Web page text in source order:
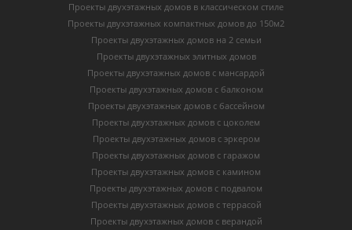
Проекты двухэтажных домов в классическом стиле
Проекты двухэтажных компактных домов до 150м2
Проекты двухэтажных домов на 2 семьи
Проекты двухэтажных элитных домов
Проекты двухэтажных домов с мансардой
Проекты двухэтажных домов с балконом
Проекты двухэтажных домов с бассейном
Проекты двухэтажных домов с цоколем
Проекты двухэтажных домов с эркером
Проекты двухэтажных домов с гаражом
Проекты двухэтажных домов с камином
Проекты двухэтажных домов с подвалом
Проекты двухэтажных домов с террасой
Проекты двухэтажных домов с верандой